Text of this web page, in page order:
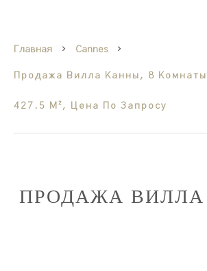
Главная Cannes
Продажа Вилла Канны, 8
427.5 М², Цена По Запросу
ПРОДАЖА